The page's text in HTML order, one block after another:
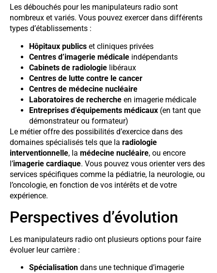
Les débouchés pour les manipulateurs radio sont
nombreux et variés. Vous pouvez exercer dans différents
types d’établissements :
Hôpitaux publics et cliniques privées
Centres d’imagerie médicale indépendants
Cabinets de radiologie libéraux
Centres de lutte contre le cancer
Centres de médecine nucléaire
Laboratoires de recherche en imagerie médicale
Entreprises d’équipements médicaux (en tant que
démonstrateur ou formateur)
Le métier offre des possibilités d’exercice dans des
domaines spécialisés tels que la radiologie
interventionnelle, la médecine nucléaire, ou encore
l’imagerie cardiaque. Vous pouvez vous orienter vers des
services spécifiques comme la pédiatrie, la neurologie, ou
l’oncologie, en fonction de vos intérêts et de votre
expérience.
Perspectives d’évolution
Les manipulateurs radio ont plusieurs options pour faire
évoluer leur carrière :
Spécialisation dans une technique d’imagerie